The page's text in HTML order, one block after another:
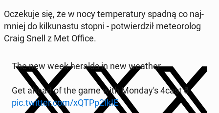
Ocze­ku­je się, że w nocy tem­pe­ra­tu­ry spadną co naj­
mniej do kil­ku­na­stu stopni - po­twier­dził me­te­oro­log
Craig Snell z Met Office.
The new week heralds in new weather
Get ahead of the game with Mon­day­'s 4cast ð
pic.twitter.com/xQTPp2IkIE